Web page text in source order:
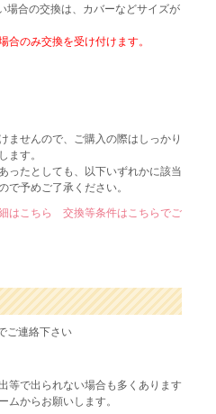
場合の交換は、カバーなどサイズが
合のみ交換を受け付けます。
ませんので、ご購入の際はしっかり
ます。
ったとしても、以下いずれかに該当
で予めご了承ください。
はこちら 交換等条件はこちらでご
ご連絡下さい
等で出られない場合も多くあります
ムからお願いします。